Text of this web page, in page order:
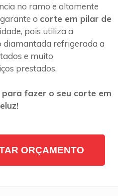
no ramo e altamente
o corte em pilar de
pois utiliza a
refrigerada a
e muito
prestados.
para fazer o seu corte em
ORÇAMENTO